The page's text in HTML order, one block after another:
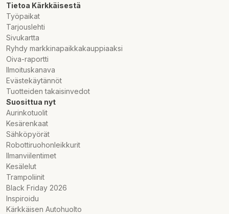
Tietoa Kärkkäisestä
Työpaikat
Tarjouslehti
Sivukartta
Ryhdy markkinapaikkakauppiaaksi
Oiva-raportti
Ilmoituskanava
Evästekäytännöt
Tuotteiden takaisinvedot
Suosittua nyt
Aurinkotuolit
Kesärenkaat
Sähköpyörät
Robottiruohonleikkurit
Ilmanviilentimet
Kesälelut
Trampoliinit
Black Friday 2026
Inspiroidu
Kärkkäisen Autohuolto